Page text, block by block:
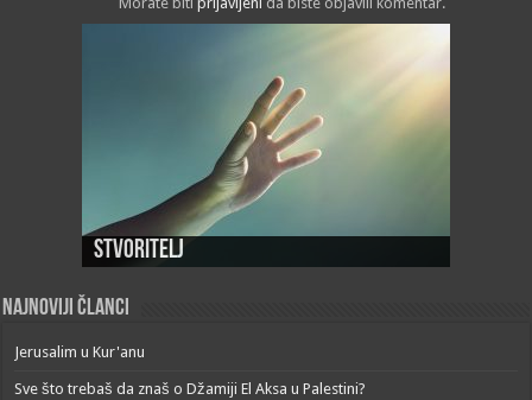
Stvoritelj
Najnoviji članci
Jerusalim u Kur'anu
Sve što trebaš da znaš o Džamiji El Aksa u Palestini?